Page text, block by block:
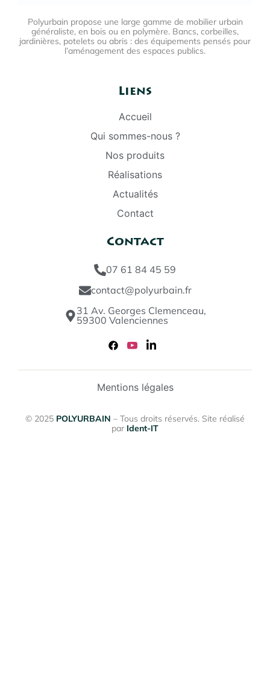
Polyurbain propose une large gamme de mobilier urbain
généraliste, en bois ou en polymère. Bancs, corbeilles,
jardinières, potelets ou abris : des équipements pensés pour
l’aménagement des espaces publics.
Liens
Accueil
Qui sommes-nous ?
Nos produits
Réalisations
Actualités
Contact
Contact
07 61 84 45 59
contact@polyurbain.fr
31 Av. Georges Clemenceau,
59300 Valenciennes
© 2025 POLYURBAIN – Tous droits réservés. Site réalisé
par Ident-IT
Mentions légales